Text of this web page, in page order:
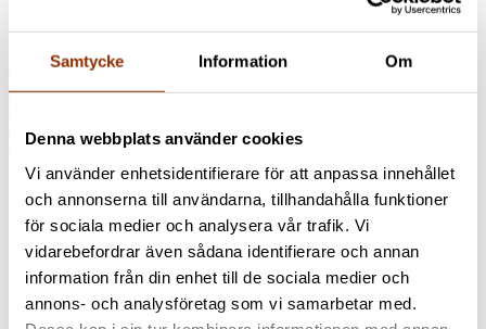
Samtycke Information Om
Denna webbplats använder cookies
Vi använder enhetsidentifierare för att anpassa innehållet
och annonserna till användarna, tillhandahålla funktioner
för sociala medier och analysera vår trafik. Vi
vidarebefordrar även sådana identifierare och annan
information från din enhet till de sociala medier och
annons- och analysföretag som vi samarbetar med.
Den nedladdningsbara finskspråkiga publikationen har ett
sammandrag på svenska.
Luonila, Mervi – Kurlin, Ari – Karttunen, Sari – Mäenpää, Marjo
2019. Taide- ja kulttuurifestivaalien vaikuttavuus. Opetus- ja
Kulttuuripolitiikan tutkimuskeskus Cupore.
Jaa artikkeli